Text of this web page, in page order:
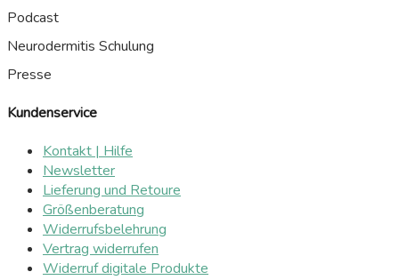
Podcast
Neurodermitis Schulung
Presse
Kundenservice
Kontakt | Hilfe
Newsletter
Lieferung und Retoure
Größenberatung
Widerrufsbelehrung
Vertrag widerrufen
Widerruf digitale Produkte